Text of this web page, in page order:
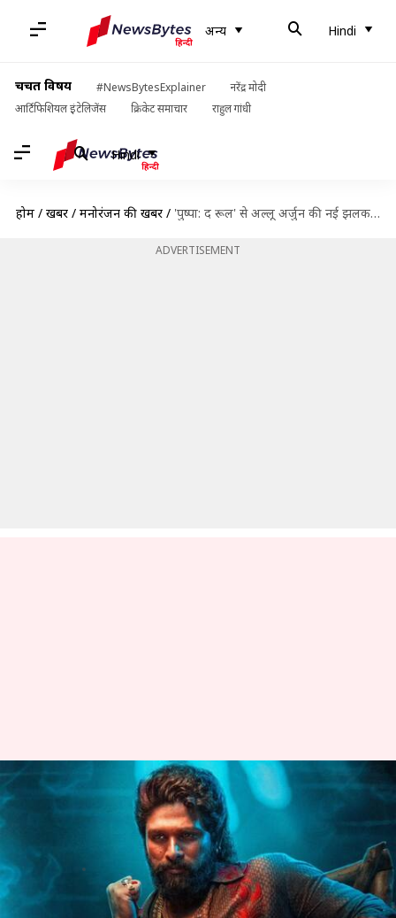
अन्य Hindi
चर्चित विषय #NewsBytesExplainer
नरेंद्र मोदी
आर्टिफिशियल इंटेलिजेंस
क्रिकेट समाचार राहुल गांधी
Hindi
होम / खबरें / मनोरंजन की खबरें / 'पुष्पा: द रूल' से अल्लू अर्जुन की नई झलक आई सामने, जानिए कब रिलीज होगी फिल्म
ADVERTISEMENT
'पुष्पा: द रूल' से अल्लू अर्जुन की नई
झलक आई सामने, जानिए कब
रिलीज होगी फिल्म
लेखन Oct 17, 2024 11:27 am